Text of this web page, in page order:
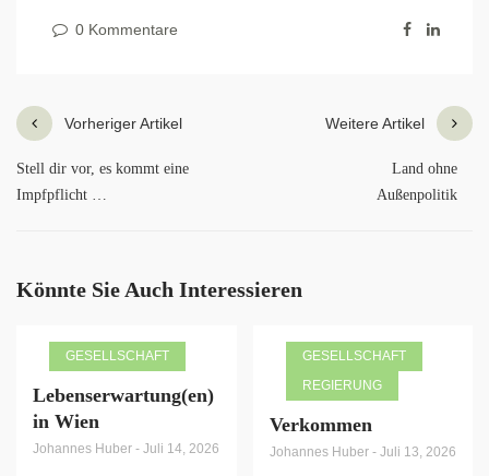
0 Kommentare
Vorheriger Artikel
Stell dir vor, es kommt eine
Impfpflicht …
Weitere Artikel
Land ohne
Außenpolitik
Könnte Sie Auch Interessieren
GESELLSCHAFT
Lebenserwartung(en)
in Wien
Johannes Huber - Juli 14, 2026
GESELLSCHAFT
REGIERUNG
Verkommen
Johannes Huber - Juli 13, 2026